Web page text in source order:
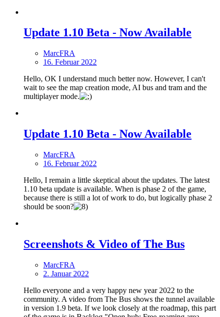
Update 1.10 Beta - Now Available
MarcFRA
16. Februar 2022
Hello, OK I understand much better now. However, I can't
wait to see the map creation mode, AI bus and tram and the
multiplayer mode.
Update 1.10 Beta - Now Available
MarcFRA
16. Februar 2022
Hello, I remain a little skeptical about the updates. The latest
1.10 beta update is available. When is phase 2 of the game,
because there is still a lot of work to do, but logically phase 2
should be soon?
Screenshots & Video of The Bus
MarcFRA
2. Januar 2022
Hello everyone and a very happy new year 2022 to the
community. A video from The Bus shows the tunnel available
in version 1.9 beta. If we look closely at the roadmap, this part